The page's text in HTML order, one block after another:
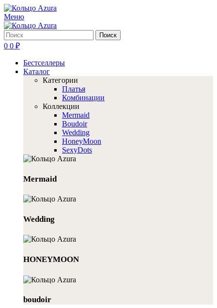
Меню
Поиск
0 0 ₽
Бестселлеры
Каталог
Категории
Платья
Комбинации
Коллекции
Mermaid
Boudoir
Wedding
HoneyMoon
SexyDots
Mermaid
Wedding
HONEYMOON
boudoir